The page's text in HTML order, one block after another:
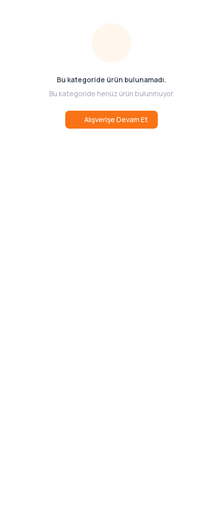
Bu kategoride ürün bulunamadı.
Bu kategoride henüz ürün bulunmuyor.
Alışverişe Devam Et